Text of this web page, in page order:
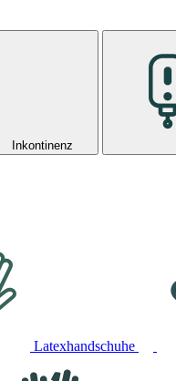
Inkontinenz
Latexhandschuhe